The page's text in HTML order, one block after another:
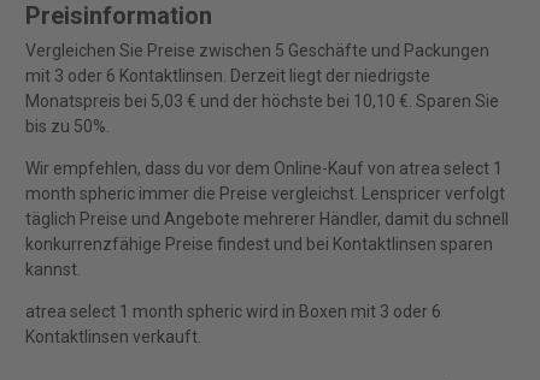
Preisinformation
Vergleichen Sie Preise zwischen 5 Geschäfte und Packungen
mit 3 oder 6 Kontaktlinsen. Derzeit liegt der niedrigste
Monatspreis bei 5,03 € und der höchste bei 10,10 €. Sparen Sie
bis zu 50%.
Wir empfehlen, dass du vor dem Online-Kauf von atrea select 1
month spheric immer die Preise vergleichst. Lenspricer verfolgt
täglich Preise und Angebote mehrerer Händler, damit du schnell
konkurrenzfähige Preise findest und bei Kontaktlinsen sparen
kannst.
atrea select 1 month spheric wird in Boxen mit 3 oder 6
Kontaktlinsen verkauft.